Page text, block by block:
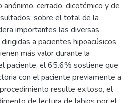
anónimo, cerrado, dicotómico y de
sobre el total de la
importantes las diversas
a pacientes hipoacúsicos
más valor durante la
paciente, el 65.6% sostiene que
con el paciente previamente a
resulte exitoso, el